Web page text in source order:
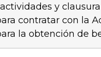
y
contratar con la
la obtención de